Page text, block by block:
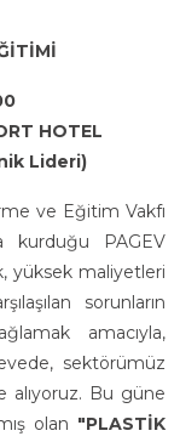
HOTEL
Lideri)
ve Eğitim Vakfı
kurduğu PAGEV
yüksek maliyetleri
sorunların
amacıyla,
sektörümüz
alıyoruz. Bu güne
olan "PLASTİK